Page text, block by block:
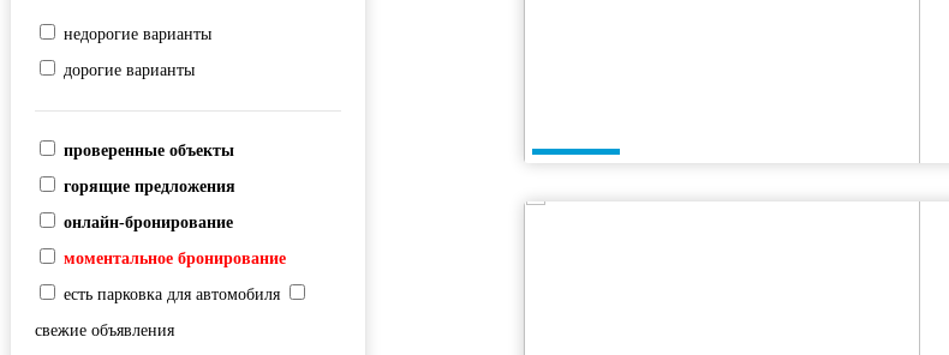
недорогие варианты
дорогие варианты
проверенные объекты
горящие предложения
онлайн-бронирование
моментальное бронирование
есть парковка для автомобиля
свежие объявления